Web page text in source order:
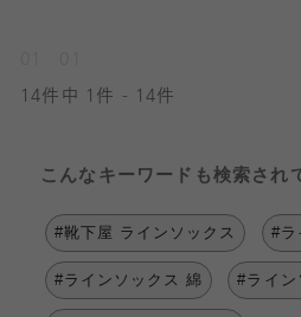
14件中 1件 - 14件
こんなキーワードも検索され
#靴下屋 ラインソックス #ラ
#ラインソックス 綿 #ライン